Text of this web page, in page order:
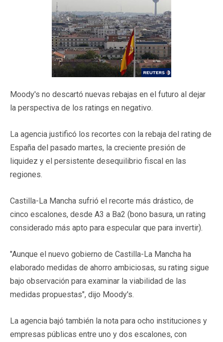
Moody's no descartó nuevas rebajas en el futuro al dejar
la perspectiva de los ratings en negativo.
La agencia justificó los recortes con la rebaja del rating de
España del pasado martes, la creciente presión de
liquidez y el persistente desequilibrio fiscal en las
regiones.
Castilla-La Mancha sufrió el recorte más drástico, de
cinco escalones, desde A3 a Ba2 (bono basura, un rating
considerado más apto para especular que para invertir).
"Aunque el nuevo gobierno de Castilla-La Mancha ha
elaborado medidas de ahorro ambiciosas, su rating sigue
bajo observación para examinar la viabilidad de las
medidas propuestas", dijo Moody's.
La agencia bajó también la nota para ocho instituciones y
empresas públicas entre uno y dos escalones, con